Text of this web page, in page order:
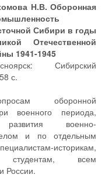
Н.В. Оборонная
Сибири в годы
Отечественной
1941-1945
Сибирский
с.
оборонной
военного периода,
развития военно-
и по отдельным
историкам,
студентам, всем
России.